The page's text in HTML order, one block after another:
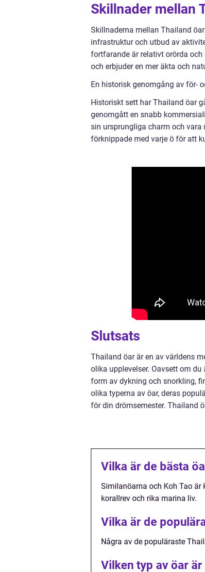
Skillnader mellan
Skillnaderna mellan Thailand
infrastruktur och utbud av
fortfarande är relativt orörda
och erbjuder en mer äkta och
En historisk genomgång av för-
Historiskt sett har Thailand öar
genomgått en snabb
sin ursprungliga charm och
förknippade med varje ö för att
Slutsats
Thailand öar är en av världens
olika upplevelser. Oavsett om
form av dykning och snorkling,
olika typerna av öar, deras
för din drömsemester. Thailand
Vilka är de bästa
Similanöarna och Koh Tao
korallrev och rika marina liv.
Vilka är de
Några av de populäraste
Vilken typ av öar